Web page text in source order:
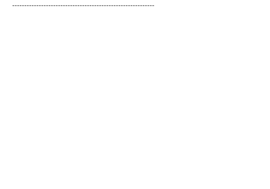
-----------------------------------------------------------